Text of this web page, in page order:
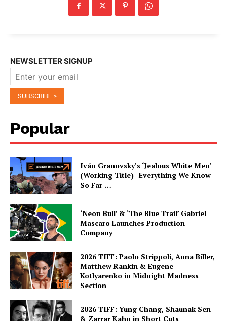
NEWSLETTER SIGNUP
Popular
Iván Granovsky’s ‘Jealous White Men’
(Working Title)- Everything We Know
So Far …
‘Neon Bull’ & ‘The Blue Trail’ Gabriel
Mascaro Launches Production
Company
2026 TIFF: Paolo Strippoli, Anna Biller,
Matthew Rankin & Eugene
Kotlyarenko in Midnight Madness
Section
2026 TIFF: Yung Chang, Shaunak Sen
& Zarrar Kahn in Short Cuts